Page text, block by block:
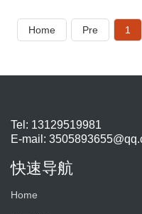
Home Pre 1
Tel: 13129519981
E-mail:
快速导航
Home